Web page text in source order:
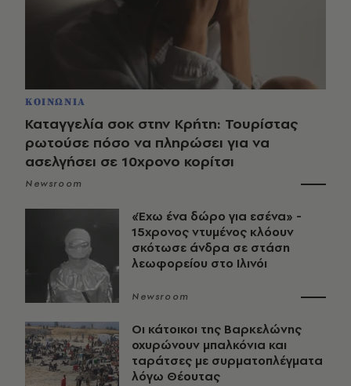
ΚΟΙΝΩΝΙΑ
Καταγγελία σοκ στην Κρήτη: Τουρίστας
ρωτούσε πόσο να πληρώσει για να
ασελγήσει σε 10χρονο κορίτσι
Newsroom
«Έχω ένα δώρο για εσένα» -
15χρονος ντυμένος κλόουν
σκότωσε άνδρα σε στάση
λεωφορείου στο Ιλινόι
Newsroom
Οι κάτοικοι της Βαρκελώνης
οχυρώνουν μπαλκόνια και
ταράτσες με συρματοπλέγματα
λόγω Θέουτας